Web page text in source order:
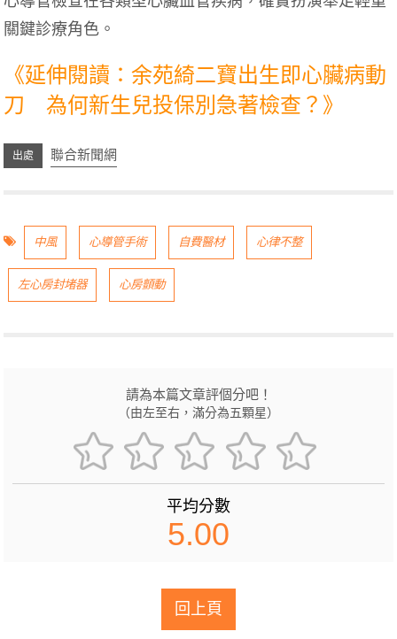
關鍵診療角色。
《延伸閱讀：余苑綺二寶出生即心臟病動
刀 為何新生兒投保別急著檢查？》
聯合新聞網
中風 心導管手術 自費醫材 心律不整
左心房封堵器 心房顫動
請為本篇文章評個分吧！
（由左至右，滿分為五顆星）
平均分數
5.00
回上頁